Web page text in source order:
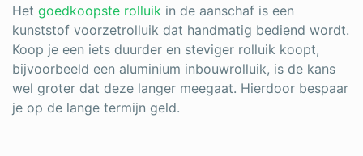
Het goedkoopste rolluik in de aanschaf is een
kunststof voorzetrolluik dat handmatig bediend wordt.
Koop je een iets duurder en steviger rolluik koopt,
bijvoorbeeld een aluminium inbouwrolluik, is de kans
wel groter dat deze langer meegaat. Hierdoor bespaar
je op de lange termijn geld.